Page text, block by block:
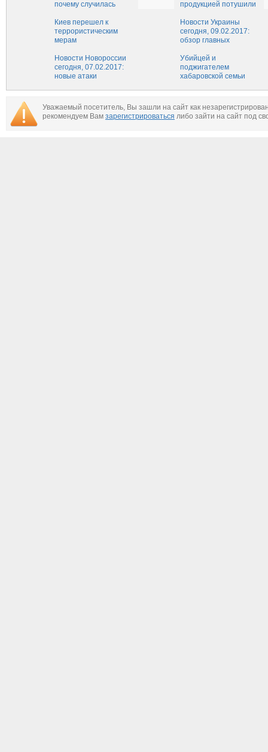
почему случилась
список пассажиров
продукцией потушили
Киев перешел к
террористическим
мерам
Новости Украины
сегодня, 09.02.2017:
обзор главных
новости Украины на
сегодня, 9 февраля
Новости Новороссии
сегодня, 07.02.2017:
новые атаки
Убийцей и
поджигателем
хабаровской семьи
Уважаемый посетитель, Вы зашли на сайт как
рекомендуем Вам зарегистрироваться либо зайти на сайт под